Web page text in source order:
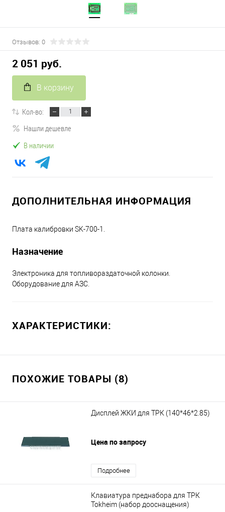
Отзывов: 0
2 051 руб.
В корзину
Кол-во:
Нашли дешевле
В наличии
ДОПОЛНИТЕЛЬНАЯ ИНФОРМАЦИЯ
Плата калибровки SK-700-1.
Назначение
Электроника для топливораздаточной колонки.
Оборудование для АЗС.
ХАРАКТЕРИСТИКИ:
ПОХОЖИЕ ТОВАРЫ (8)
Дисплей ЖКИ для ТРК (140*46*2.85)
Цена по запросу
Подробнее
Клавиатура преднабора для ТРК
Tokheim (набор дооснащения)